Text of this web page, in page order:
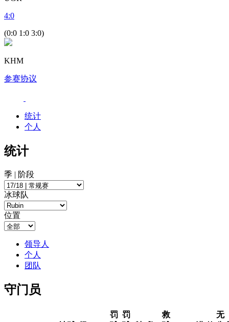
4:0
(0:0 1:0 3:0)
KHM
参赛协议
统计
个人
统计
季 | 阶段
冰球队
位置
领导人
个人
团队
守门员
罚 罚
救
无